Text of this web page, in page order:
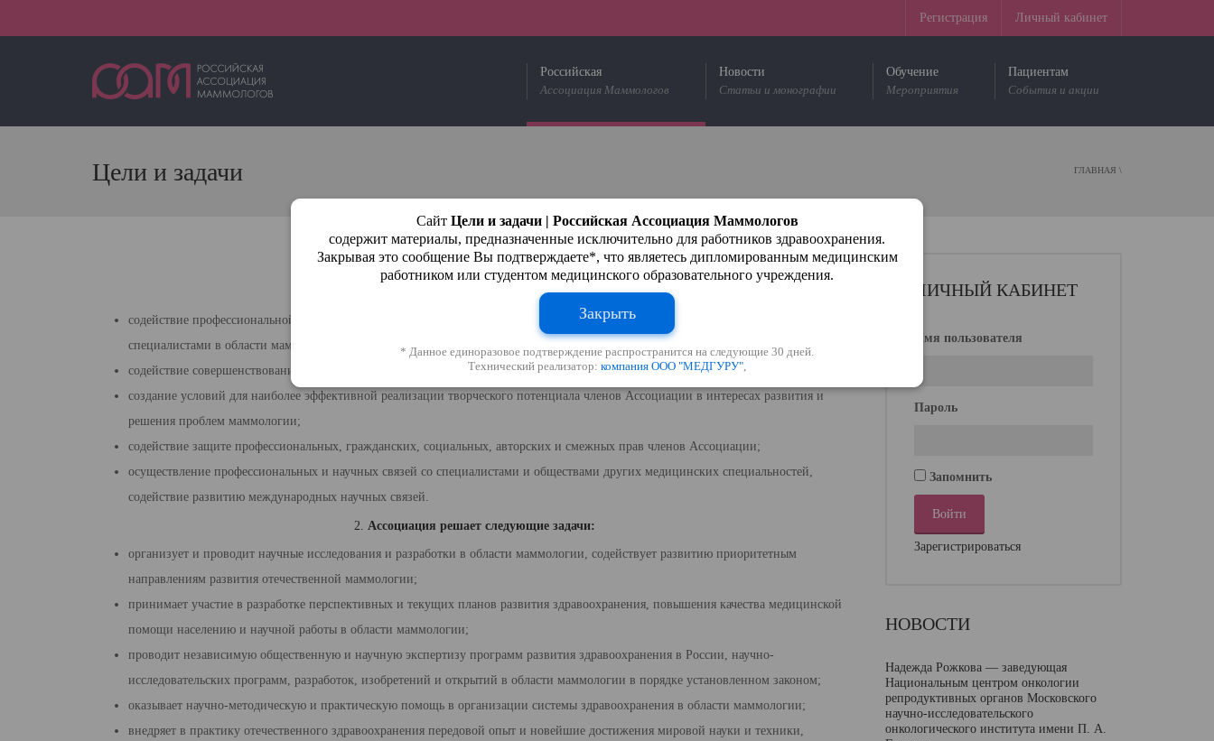
Регистрация Личный кабинет
Российская
Ассоциация Маммологов
Новости
Статьи и монографии
Обучение
Мероприятия
Пациентам
События и акции
Цели и задачи ГЛАВНАЯ \
ЦЕЛИ И ЗАДАЧИ АССОЦИАЦИИ
Целями Ассоциации являются:
содействие профессиональной консолидации, укреплению и развитию про­фессиональных связей и гуманитарных контактов между
специалистами в об­ласти маммологии;
содействие совершенствованию деятельности по вопросам развития всех аспектов, касающихся маммологии;
создание условий для наиболее эффективной реализации творческого потенциала членов Ассоциации в интересах развития и
решения проблем маммоло­гии;
содействие защите профессиональных, гражданских, социальных, авторских и смежных прав членов Ассоциации;
осуществление профессиональных и научных связей со специалистами и обществами других медицинских специальностей,
содействие развитию междуна­родных научных связей.
2.Ассоциация решает следующие задачи:
организует и проводит научные исследования и разработки в области маммо­логии, содействует развитию приоритетным
направлениям развития отечест­венной маммологии;
принимает участие в разработке перспективных и текущих планов развития здравоохранения, повышения качества медицинской
помощи населению и научной работы в области маммологии;
проводит независимую общественную и научную экспертизу программ раз­вития здравоохранения в России, научно-
исследовательских программ, раз­работок, изобретений и открытий в области маммологии в порядке установ­ленном законом;
оказывает научно-методическую и практическую помощь в организации сис­темы здравоохранения в области маммологии;
внедряет в практику отечественного здравоохранения передовой опыт и но­вейшие достижения мировой науки и техники,
ЛИЧНЫЙ КАБИНЕТ
Имя пользователя
Пароль
Запомнить
Зарегистрироваться
НОВОСТИ
Надежда Рожкова — заведующая
Национальным центром онкологии
репродуктивных органов Московского
научно-исследовательского
онкологического института имени П. А.
Сайт Цели и задачи | Российская Ассоциация Маммологов
содержит материалы, предназначенные исключительно для работников здравоохранения.
Закрывая это сообщение Вы подтверждаете*, что являетесь дипломированным медицинским
работником или студентом медицинского образовательного учреждения.
Закрыть
* Данное единоразовое подтверждение распространится на следующие 30 дней.
Технический реализатор: компания ООО "МЕДГУРУ",